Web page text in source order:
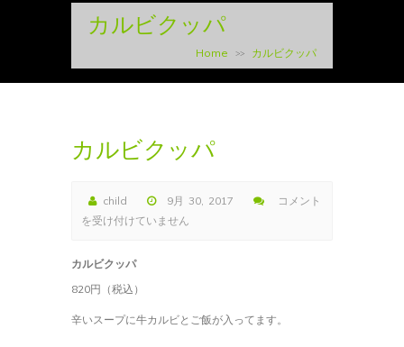
カルビクッパ
Home >> カルビクッパ
カルビクッパ
child
9月 30, 2017
カ
ビ
ッ
パ
コメント
を受け付けていません
カルビクッパ
820円（税込）
辛いスープに牛カルビとご飯が入ってます。